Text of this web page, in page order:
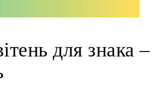
для знака –